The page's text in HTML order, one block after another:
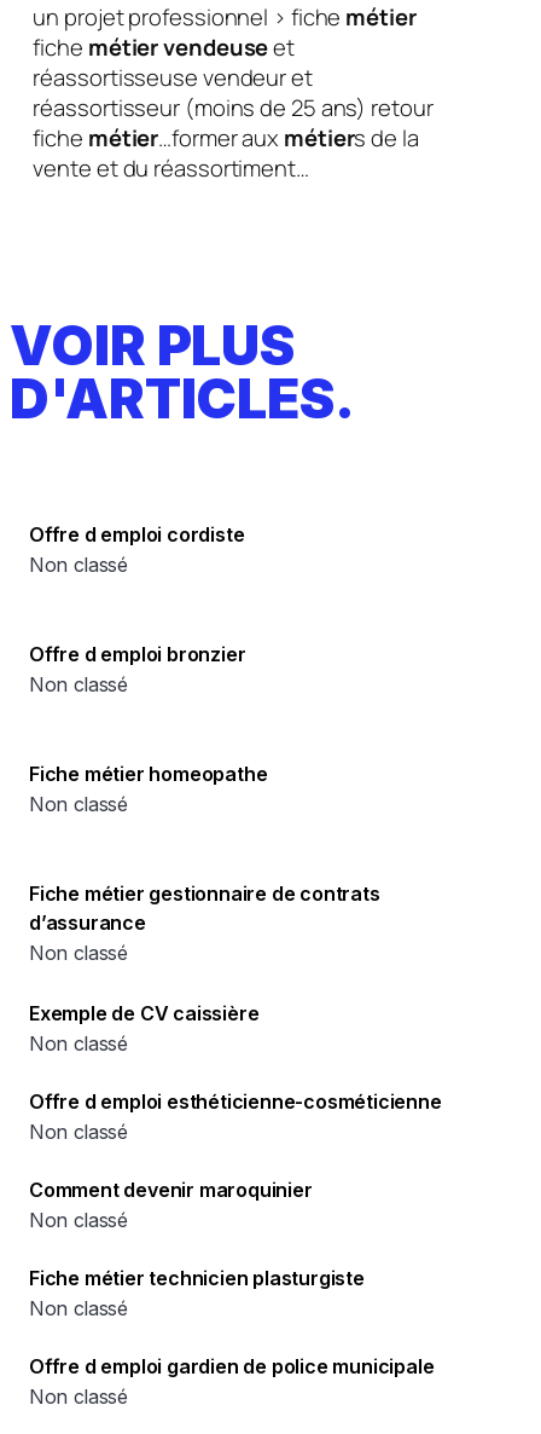
un projet professionnel > fiche métier
fiche métiervendeuseet
réassortisseuse vendeur et
réassortisseur (moins de 25 ans) retour
fiche métier…former aux métiers de la
vente et du réassortiment…
VOIR PLUS
D'ARTICLES.
Offre d emploi cordiste
Non classé
Offre d emploi bronzier
Non classé
Fiche métier homeopathe
Non classé
Fiche métier gestionnaire de contrats
d’assurance
Non classé
Exemple de CV caissière
Non classé
Offre d emploi esthéticienne-cosméticienne
Non classé
Comment devenir maroquinier
Non classé
Fiche métier technicien plasturgiste
Non classé
Offre d emploi gardien de police municipale
Non classé